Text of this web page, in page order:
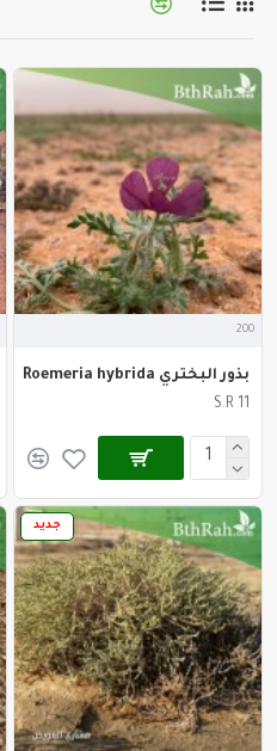
200
بذور البختري Roemeria hybrida
S.R 11
جديد